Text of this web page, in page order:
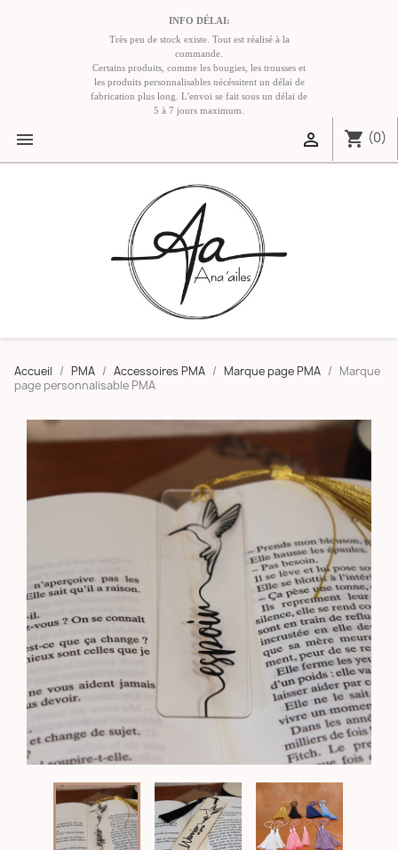
INFO DÉLAI:
Très peu de stock existe. Tout est réalisé à la
commande.
Certains produits, comme les bougies, les trousses et
les produits personnalisables nécéssitent un délai de
fabrication plus long. L'envoi se fait sous un délai de
5 à 7 jours maximum.
 shopping_cart (0)

Accueil PMA Accessoires PMA Marque page PMA
Marque
page personnalisable PMA